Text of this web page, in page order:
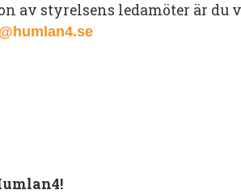
av styrelsens ledamöter är du